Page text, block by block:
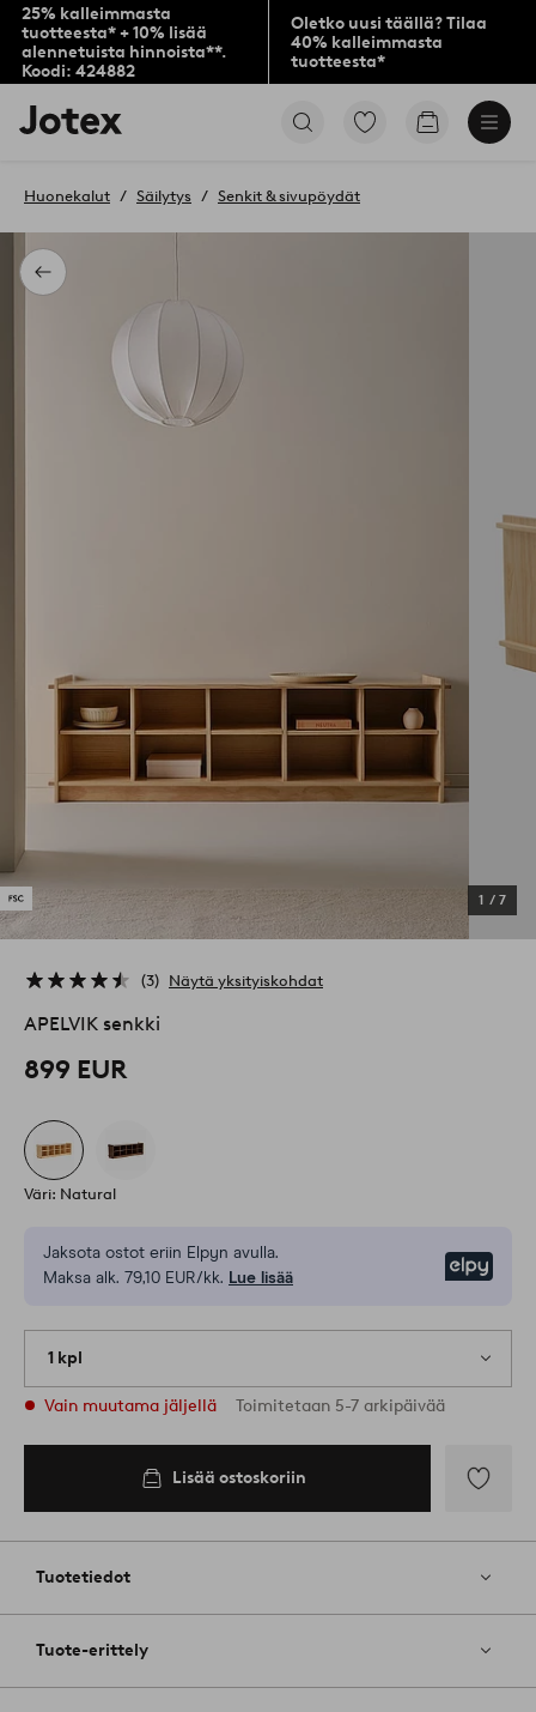
25% kalleimmasta
tuotteesta* + 10% lisää
alennetuista hinnoista**.
Koodi: 424882
Oletko uusi täällä? Tilaa
40% kalleimmasta
tuotteesta*
Jotex-
logo
aloitussivulle
Siirry
Siirry
Takaisin
Huonekalut Säilytys Senkit & sivupöydät
1 / 7
3 Näytä yksityiskohdat
APELVIK senkki
899 EUR
Väri: Natural
Jaksota ostot eriin Elpyn avulla.
Maksa alk. 79,10 EUR/kk. Lue lisää
1 kpl
Vain muutama jäljellä Toimitetaan 5-7 arkipäivää
Lisää ostoskoriin
Tuotetiedot
Tuote-erittely